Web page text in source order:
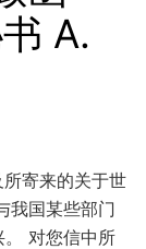
A.
寄来的关于世
我国某些部门
。 对您信中所